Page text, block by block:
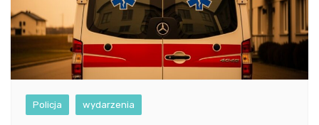
Policja wydarzenia